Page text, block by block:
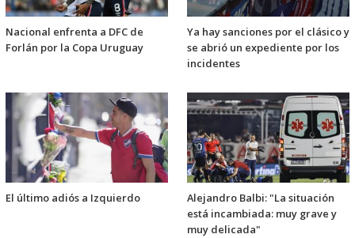
Nacional enfrenta a DFC de
Forlán por la Copa Uruguay
Ya hay sanciones por el clásico y
se abrió un expediente por los
incidentes
El último adiós a Izquierdo
Alejandro Balbi: "La situación
está incambiada: muy grave y
muy delicada"